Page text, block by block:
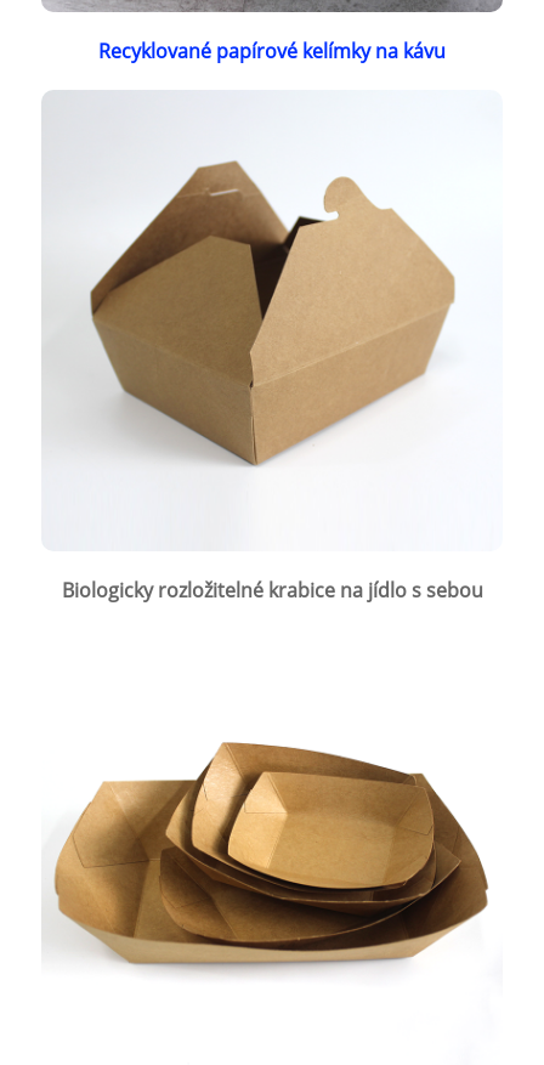
Recyklované papírové kelímky na kávu
Biologicky rozložitelné krabice na jídlo s sebou